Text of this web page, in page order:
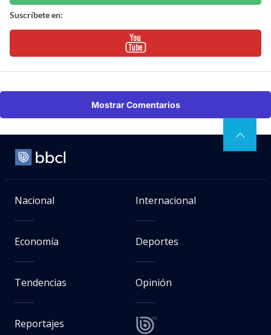
Suscríbete en:
Mostrar Comentarios
Nacional Internacional
Economía Deportes
Tendencias Opinión
Reportajes